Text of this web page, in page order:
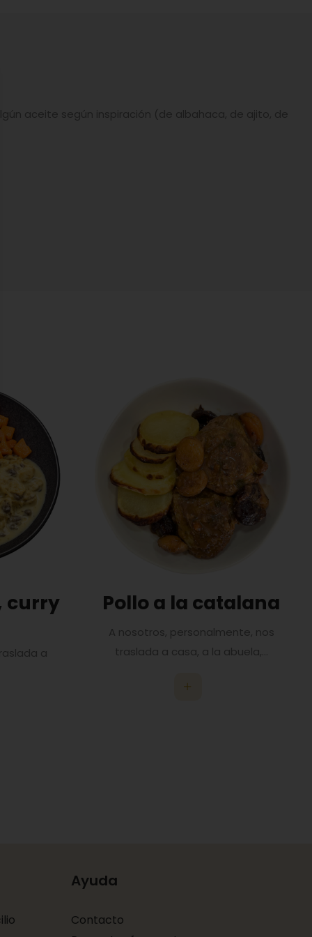
aceite según inspiración (de albahaca, de ajito, de
curry
a
Pollo a la catalana
A nosotros, personalmente, nos
traslada a casa, a la abuela,...
Ayuda
Contacto